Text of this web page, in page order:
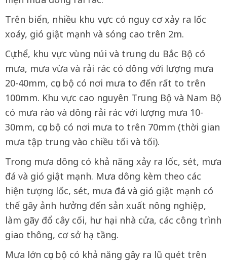
Trên biển, nhiều khu vực có nguy cơ xảy ra lốc
xoáy, gió giật mạnh và sóng cao trên 2m.
Cụ thể, khu vực vùng núi và trung du Bắc Bộ có
mưa, mưa vừa và rải rác có dông với lượng mưa
20-40mm, cục bộ có nơi mưa to đến rất to trên
100mm. Khu vực cao nguyên Trung Bộ và Nam Bộ
có mưa rào và dông rải rác với lượng mưa 10-
30mm, cục bộ có nơi mưa to trên 70mm (thời gian
mưa tập trung vào chiều tối và tối).
Trong mưa dông có khả năng xảy ra lốc, sét, mưa
đá và gió giật mạnh. Mưa dông kèm theo các
hiện tượng lốc, sét, mưa đá và gió giật mạnh có
thể gây ảnh hưởng đến sản xuất nông nghiệp,
làm gãy đổ cây cối, hư hại nhà cửa, các công trình
giao thông, cơ sở hạ tầng.
Mưa lớn cục bộ có khả năng gây ra lũ quét trên